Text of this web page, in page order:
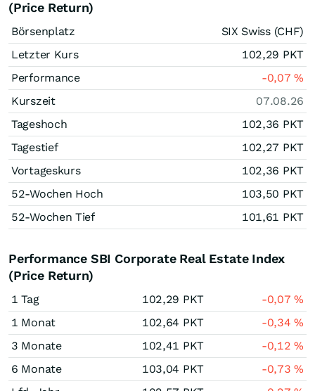
(Price Return)
Börsenplatz
SIX Swiss (CHF)
Letzter Kurs
102,29 PKT
Performance
-0,07%
Kurszeit
07.08.26
Tageshoch
102,36 PKT
Tagestief
102,27 PKT
Vortageskurs
102,36 PKT
52-Wochen Hoch
103,50 PKT
52-Wochen Tief
101,61 PKT
Performance SBI Corporate Real Estate Index
(Price Return)
1 Tag 102,29 PKT -0,07%
1 Monat
102,64 PKT -0,34%
3 Monate
102,41 PKT -0,12%
6 Monate
103,04 PKT -0,73%